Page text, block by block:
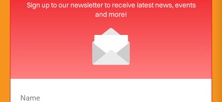
Sign up to our newsletter to receive latest news, events
and more!